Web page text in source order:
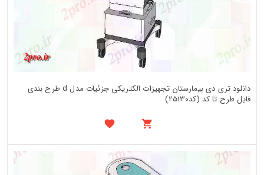
دانلود تری دی بیمارستان تجهیزات الکتریکی جزئیات مدل d طرح بندی
فایل طرح تا کد (کد25130)